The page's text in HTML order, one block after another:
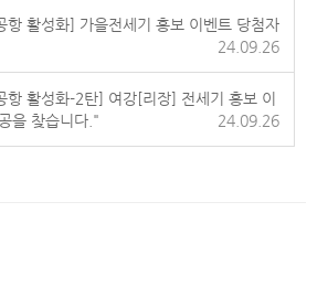
항 활성화] 가을전세기 홍보 이벤트 당첨자
24.09.26
항 활성화-2탄] 여강[리장] 전세기 홍보 이
을 찾습니다."
24.09.26